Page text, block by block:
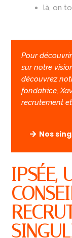
là, on
Pour
sur notre
découvrez
fondatrice,
recrutement
Nos
IPSÉE,